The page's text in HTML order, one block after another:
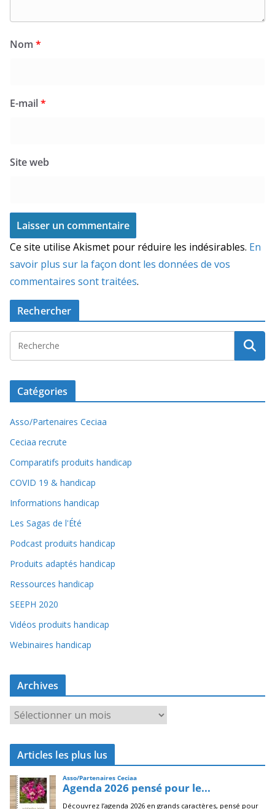
Nom *
E-mail*
Site web
Ce site utilise Akismet pour réduire les indésirables. En
savoir plus sur la façon dont les données de vos
commentaires sont traitées.
Rechercher
Catégories
Asso/Partenaires Ceciaa
Ceciaa recrute
Comparatifs produits handicap
COVID 19 & handicap
Informations handicap
Les Sagas de l'Été
Podcast produits handicap
Produits adaptés handicap
Ressources handicap
SEEPH 2020
Vidéos produits handicap
Webinaires handicap
Archives
r
c
i
v
e
Articles les plus lus